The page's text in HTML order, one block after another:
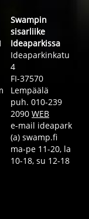
Swampin
sisarliike
Ideaparkissa
Ideaparkinkatu
4
FI-37570
Lempäälä
puh. 010-239
2090 WEB
e-mail ideapark
(a) swamp.fi
ma-pe 11-20, la
10-18, su 12-18